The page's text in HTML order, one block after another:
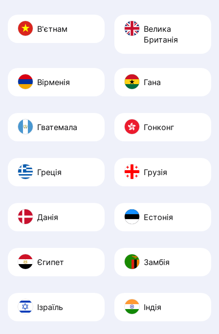
В'єтнам
Велика
Британія
Вірменія Гана
Гватемала Гонконг
Греція Грузія
Данія Естонія
Єгипет Замбія
Ізраїль Індія